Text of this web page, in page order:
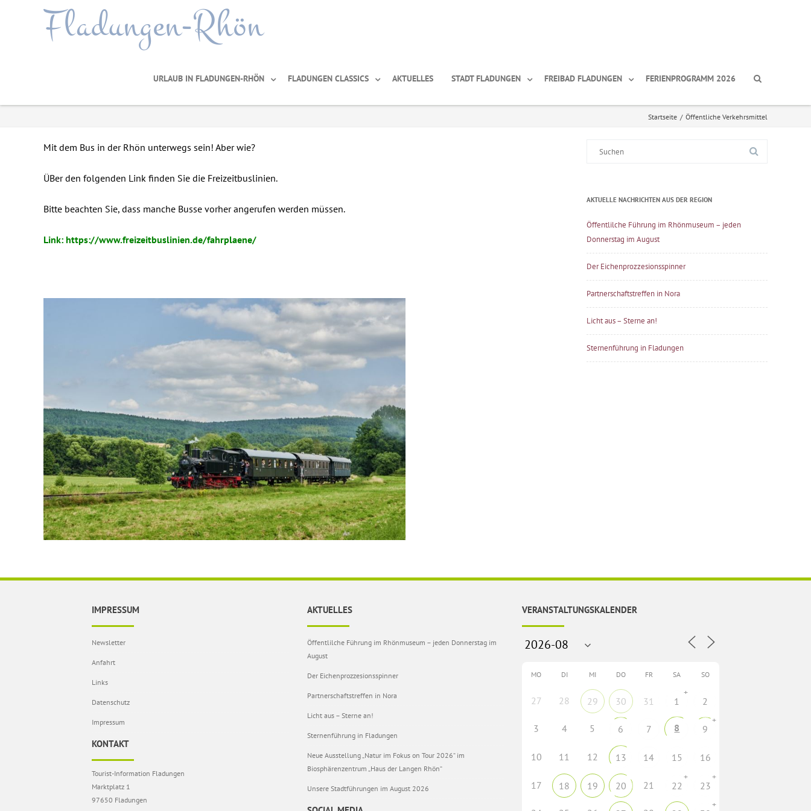
Fladungen-Rhön
URLAUB IN FLADUNGEN-RHÖN FLADUNGEN CLASSICS AKTUELLES STADT FLADUNGEN FREIBAD FLADUNGEN FERIENPROGRAMM 2026
Startseite / Öffentliche Verkehrsmittel
Mit dem Bus in der Rhön unterwegs sein! Aber wie?
ÜBer den folgenden Link finden Sie die Freizeitbuslinien.
Bitte beachten Sie, dass manche Busse vorher angerufen werden müssen.
Link: https://www.freizeitbuslinien.de/fahrplaene/
AKTUELLE NACHRICHTEN AUS DER REGION
Öffentlilche Führung im Rhönmuseum – jeden
Donnerstag im August
Der Eichenprozzesionsspinner
Partnerschaftstreffen in Nora
Licht aus – Sterne an!
Sternenführung in Fladungen
IMPRESSUM
Newsletter
Anfahrt
Links
Datenschutz
Impressum
KONTAKT
Tourist-Information Fladungen
Marktplatz 1
97650 Fladungen
AKTUELLES
Öffentlilche Führung im Rhönmuseum – jeden Donnerstag im
August
Der Eichenprozzesionsspinner
Partnerschaftstreffen in Nora
Licht aus – Sterne an!
Sternenführung in Fladungen
Neue Ausstellung „Natur im Fokus on Tour 2026“ im
Biosphärenzentrum „Haus der Langen Rhön“
Unsere Stadtführungen im August 2026
VERANSTALTUNGSKALENDER
MO DI MI DO FR SA SO
27 28 29 30 31 1
+
2
3 4 5 6 7 8 9
+
10 11 12 13 14 15 16
17 18 19 20 21 22
+
23
+
+